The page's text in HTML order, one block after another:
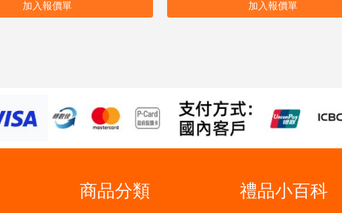
加入報價單 加入報價單
商品分類 禮品小百科